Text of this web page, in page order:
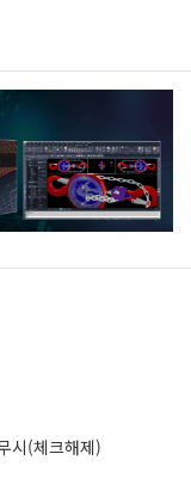
시(체크해제)